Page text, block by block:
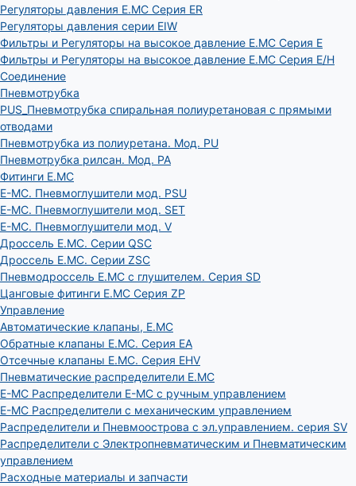
Регуляторы давления E.MC Серия ER
Регуляторы давления серии EIW
Фильтры и Регуляторы на высокое давление E.MC Серия E
Фильтры и Регуляторы на высокое давление E.MC Серия E/H
Соединение
Пневмотрубка
PUS_Пневмотрубка спиральная полиуретановая с прямыми
отводами
Пневмотрубка из полиуретана. Мод. РU
Пневмотрубка рилсан. Мод. PA
Фитинги E.MC
E-MC. Пневмоглушители мод. PSU
E-MC. Пневмоглушители мод. SET
E-MC. Пневмоглушители мод. V
Дроссель E.MC. Серии QSC
Дроссель E.MC. Серии ZSC
Пневмодроссель E.MC с глушителем. Серия SD
Цанговые фитинги E.MC Серия ZP
Управление
Автоматические клапаны, Е.МС
Обратные клапаны E.MC. Серия EA
Отсечные клапаны E.MC. Серия EHV
Пневматические распределители E.MC
E-MC Распределители E-MC с ручным управлением
E-MC Распределители с механическим управлением
Распределители и Пневмоострова с эл.управлением. серия SV
Распределители с Электропневматическим и Пневматическим
управлением
Расходные материалы и запчасти